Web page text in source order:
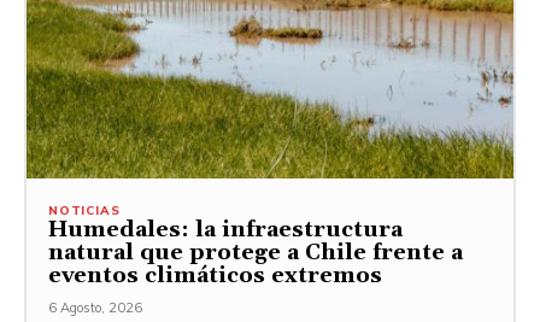
NOTICIAS
Humedales: la infraestructura
natural que protege a Chile frente a
eventos climáticos extremos
6 Agosto, 2026